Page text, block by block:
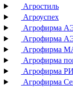
Агростиль
Агроуспех
Агрофирма
Агрофирма
Агрофирма
Агрофирма
Агрофирма
Агрофирма